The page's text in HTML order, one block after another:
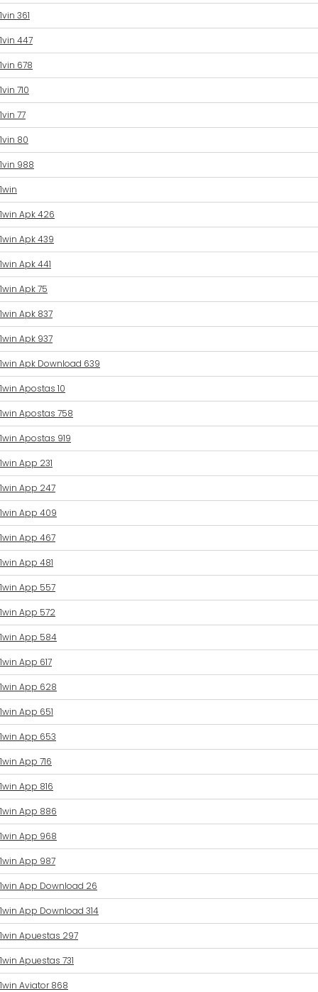
1vin 361
1vin 447
1vin 678
1vin 710
1vin 77
1vin 80
1vin 988
1win
1win Apk 426
1win Apk 439
1win Apk 441
1win Apk 75
1win Apk 837
1win Apk 937
1win Apk Download 639
1win Apostas 10
1win Apostas 758
1win Apostas 919
1win App 231
1win App 247
1win App 409
1win App 467
1win App 481
1win App 557
1win App 572
1win App 584
1win App 617
1win App 628
1win App 651
1win App 653
1win App 716
1win App 816
1win App 886
1win App 968
1win App 987
1win App Download 26
1win App Download 314
1win Apuestas 297
1win Apuestas 731
1win Aviator 868